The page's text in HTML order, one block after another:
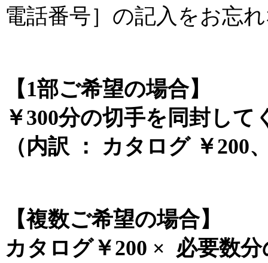
電話番号］の記入をお忘
【1部ご希望の場合】
￥300分の切手を同封して
（内訳 ： カタログ ￥200
【複数ご希望の場合】
カタログ￥200 × 必要数